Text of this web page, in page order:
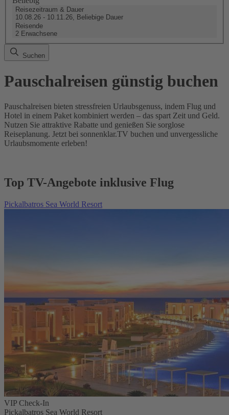
Reisezeitraum & Dauer
10.08.26 - 10.11.26, Beliebige Dauer
Reisende
2 Erwachsene
Suchen
Pauschalreisen günstig buchen
Pauschalreisen bieten stressfreien Urlaubsgenuss, indem Flug und
Hotel in einem Paket kombiniert werden – das spart Zeit und Geld.
Nutzen Sie attraktive Rabatte und genießen Sie sorglose
Reiseplanung. Jetzt bei sonnenklar.TV buchen und unvergessliche
Urlaubsmomente erleben!
Top TV-Angebote inklusive Flug
Pickalbatros Sea World Resort
VIP Check-In
Pickalbatros Sea World Resort